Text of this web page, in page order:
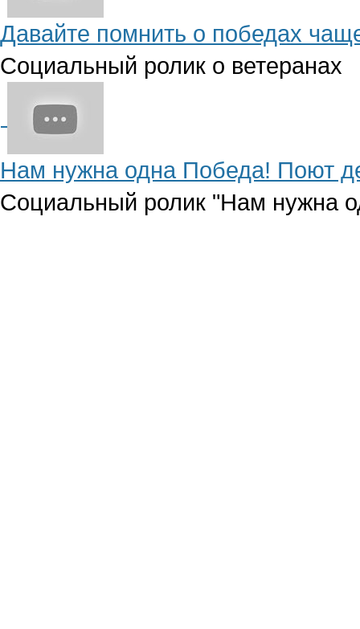
Давайте помнить о победах
Социальный ролик о ветеранах
Нам нужна одна Победа! Поют
Социальный ролик "Нам нужна